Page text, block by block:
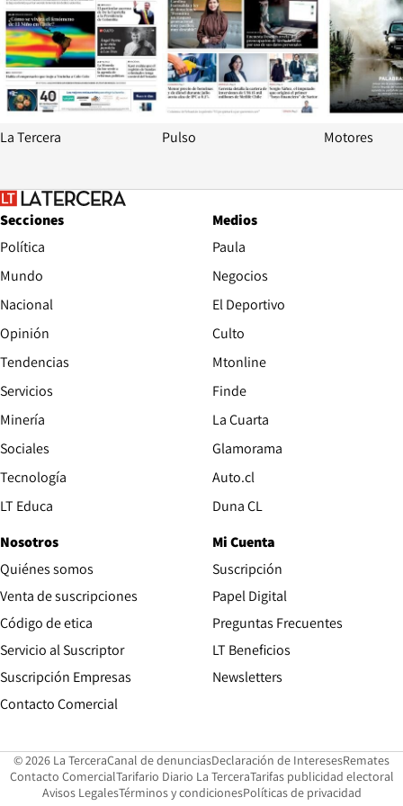
La Tercera Pulso Motores
Secciones
Política
Mundo
Nacional
Opinión
Tendencias
Servicios
Minería
Sociales
Tecnología
LT Educa
Medios
Paula
Negocios
El Deportivo
Culto
Mtonline
Finde
La Cuarta
Glamorama
Auto.clOpens in new window
Duna CLOpens in new window
Nosotros
Quiénes somos
Venta de suscripciones
Código de etica Opens in new window
Servicio al Suscriptor
Suscripción Empresas
Contacto ComercialOpens in new window
Mi Cuenta
Suscripción
Papel DigitalOpens in new
Preguntas Frecuentes
LT Beneficios
Newsletters
© 2026 La TerceraCanal de denunciasOpens in new window
Declaración de InteresesOpens in
Remates
Contacto ComercialOpens in new window
Tarifario Diario La TerceraOpens in new window
Tarifas publicidad electoral
Avisos LegalesOpens in new window
Términos y condicionesPolíticas de privacidad